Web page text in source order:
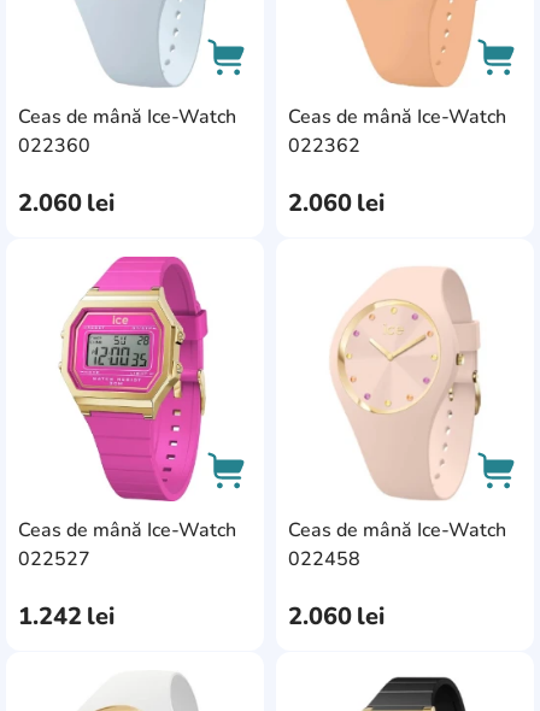
Ceas de mână Ice-Watch
022360
2.060lei
AddCardToCart
Ceas de mână Ice-Watch
022362
2.060lei
Ceas de mână Ice-Watch
022527
1.242lei
AddCardToFavourite
AddCardToCart
Ceas de mână Ice-Watch
022458
2.060lei
AddCardToFavourite